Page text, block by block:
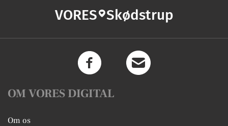
VORES Skødstrup
OM VORES DIGITAL
Om os